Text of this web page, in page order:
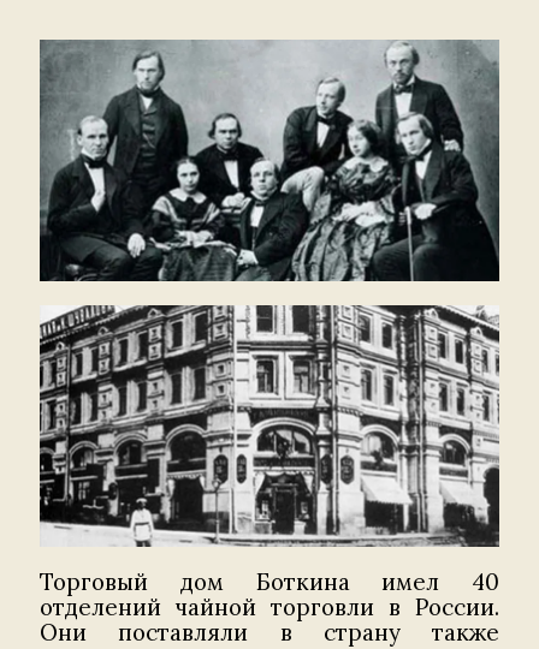
Торговый дом Боткина имел 40
отделений чайной торговли в России.
Они поставляли в страну также